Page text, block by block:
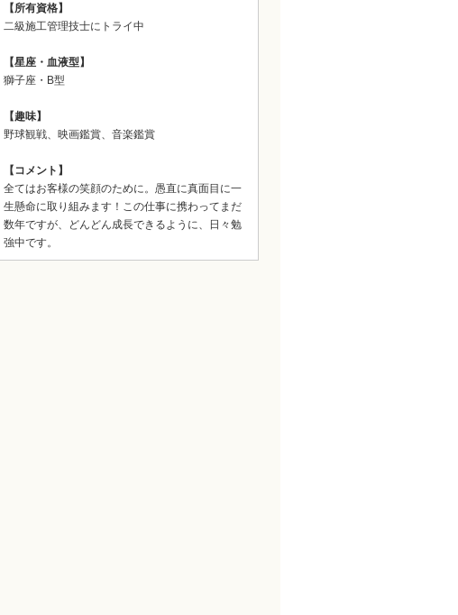
【所有資格】
二級施工管理技士にトライ中
【星座・血液型】
獅子座・B型
【趣味】
野球観戦、映画鑑賞、音楽鑑賞
【コメント】
全てはお客様の笑顔のために。愚直に真面目に一
生懸命に取り組みます！この仕事に携わってまだ
数年ですが、どんどん成長できるように、日々勉
強中です。